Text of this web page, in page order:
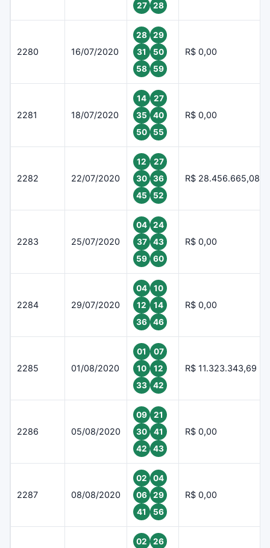
27
28
2280 16/07/2020
28
29
31
50
58
59
R$ 0,00
2281 18/07/2020
14
27
35
40
50
55
R$ 0,00
2282 22/07/2020
12
27
30
36
45
52
R$ 28.456.665,08
2283 25/07/2020
04
24
37
43
59
60
R$ 0,00
2284 29/07/2020
04
10
12
14
36
46
R$ 0,00
2285 01/08/2020
01
07
10
12
33
42
R$ 11.323.343,69
2286 05/08/2020
09
21
30
41
42
43
R$ 0,00
2287 08/08/2020
02
04
06
29
41
56
R$ 0,00
02
26